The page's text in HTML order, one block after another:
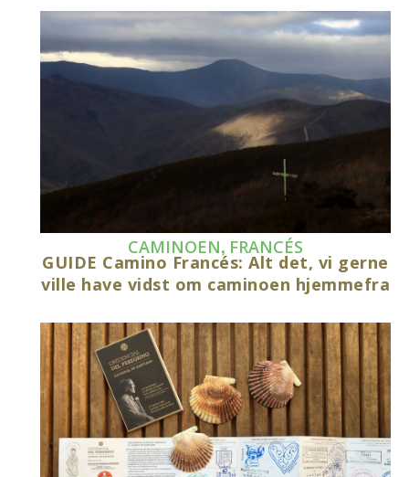
CAMINOEN, FRANCÉS
GUIDE Camino Francés: Alt det, vi gerne
ville have vidst om caminoen hjemmefra